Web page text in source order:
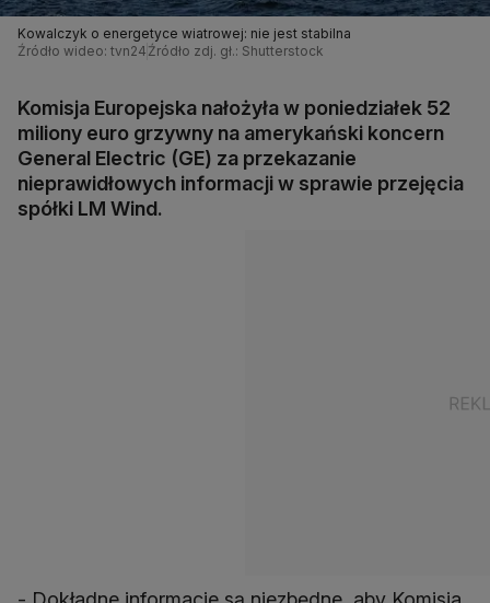
Kowalczyk o energetyce wiatrowej: nie jest stabilna
Źródło wideo: tvn24 Źródło zdj. gł.: Shutterstock
Komisja Europejska nałożyła w poniedziałek 52
miliony euro grzywny na amerykański koncern
General Electric (GE) za przekazanie
nieprawidłowych informacji w sprawie przejęcia
spółki LM Wind.